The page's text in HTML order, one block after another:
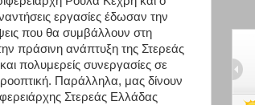
εργασίες έδωσαν την
που θα συμβάλλουν στη
πράσινη ανάπτυξη της Στερεάς
πολυμερείς συνεργασίες σε
Παράλληλα, μας δίνουν
Στερεάς Ελλάδας